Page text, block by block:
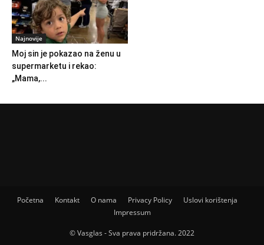
Najnovije
Moj sin je pokazao na ženu u
supermarketu i rekao:
„Mama,...
Početna Kontakt O nama Privacy Policy
Uslovi korištenja
Impressum
© Vasglas - Sva prava pridržana. 2022